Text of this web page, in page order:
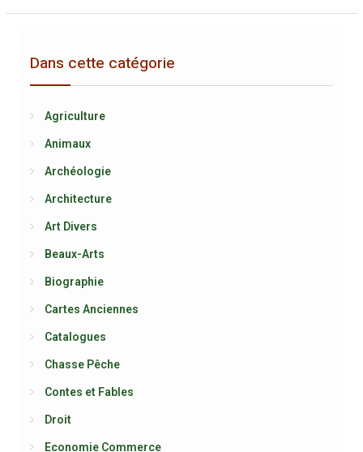
Dans cette catégorie
Agriculture
Animaux
Archéologie
Architecture
Art Divers
Beaux-Arts
Biographie
Cartes Anciennes
Catalogues
Chasse Pêche
Contes et Fables
Droit
Economie Commerce